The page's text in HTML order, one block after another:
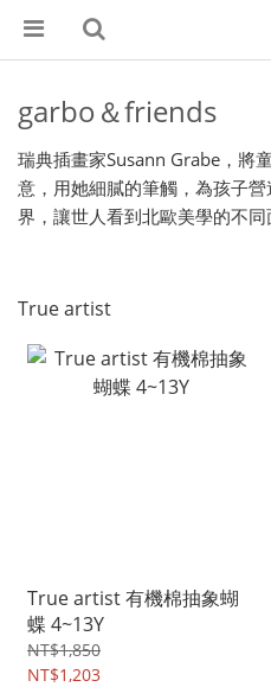
garbo＆friends
瑞典插畫家Susann Grabe，將
意，用她細膩的筆觸，為孩子
界，讓世人看到北歐美學的不同
True artist
True artist 有機棉抽象蝴
蝶 4~13Y
NT$1,850
NT$1,203